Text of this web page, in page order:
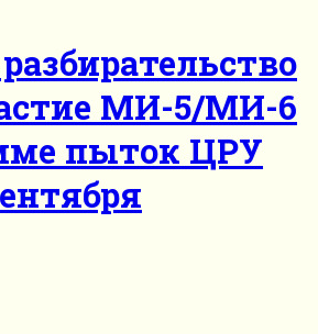
МИ-5/МИ-6
пыток ЦРУ